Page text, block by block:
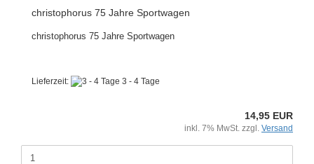
christophorus 75 Jahre Sportwagen
christophorus 75 Jahre Sportwagen
Lieferzeit: 3 - 4 Tage
14,95 EUR
inkl. 7% MwSt. zzgl. Versand